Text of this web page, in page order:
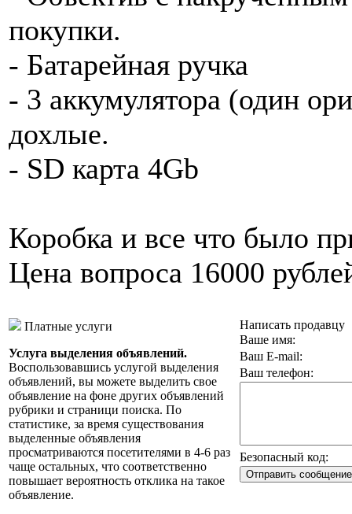
покупки.
- Батарейная ручка
- 3 аккумулятора (один
дохлые.
- SD карта 4Gb
Коробка и все что было
Цена вопроса 16000
Платные услуги
Услуга выделения объявлений.
Воспользовавшись услугой выделения
объявлений, вы можете выделить свое
объявление на фоне других объявлений
рубрики и страници поиска. По
статистике, за время существования
выделенные объявления
просматриваются посетителями в 4-6 раз
чаще остальных, что соответственно
повышает вероятность отклика на такое
объявление.
Написать продавцу
Ваше имя:
Ваш E-mail:
Ваш телефон:
Безопасный код: